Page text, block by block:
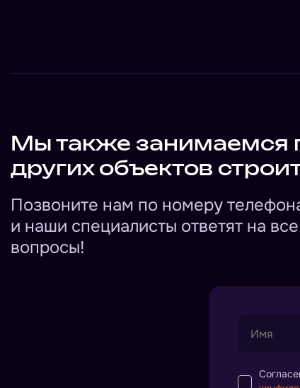
Мы также занимаемся
других объектов
Позвоните нам по номеру
и наши специалисты ответят на
вопросы!